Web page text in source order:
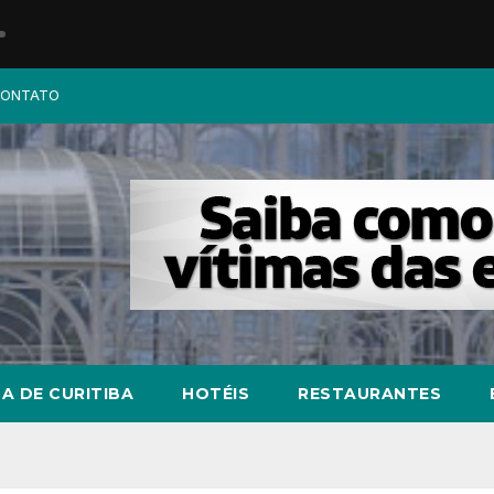
DE CURITIBA HOTÉIS RESTAURANTES